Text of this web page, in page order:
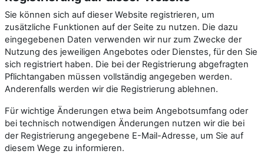
Sie können sich auf dieser Website registrieren, um
zusätzliche Funktionen auf der Seite zu nutzen. Die dazu
eingegebenen Daten verwenden wir nur zum Zwecke der
Nutzung des jeweiligen Angebotes oder Dienstes, für den Sie
sich registriert haben. Die bei der Registrierung abgefragten
Pflichtangaben müssen vollständig angegeben werden.
Anderenfalls werden wir die Registrierung ablehnen.
Für wichtige Änderungen etwa beim Angebotsumfang oder
bei technisch notwendigen Änderungen nutzen wir die bei
der Registrierung angegebene E-Mail-Adresse, um Sie auf
diesem Wege zu informieren.